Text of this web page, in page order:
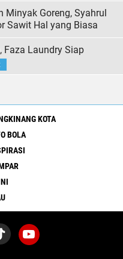
Minyak Goreng, Syahrul
Sawit Hal yang Biasa
Faza Laundry Siap
KOTA
BOLA